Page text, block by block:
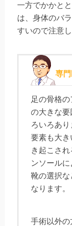
一方でかかと
は、身体のバ
すいので注意し
専
足の骨格
の大きな
ろいろあ
要素も大き
き起こさ
ンソール
靴の選択な
なります。
手術以外